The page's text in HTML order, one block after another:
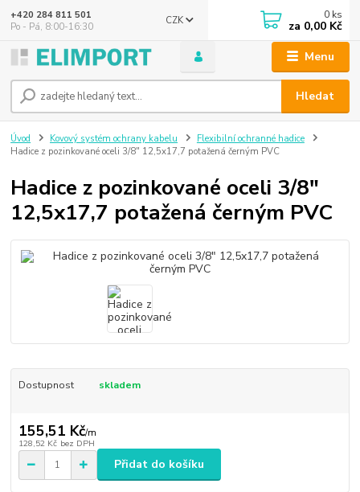
Menu
CZK
Hledat
+420 284 811 501
Po - Pá, 8:00-16:30
0 ks
za 0,00 Kč
Úvod Kovový systém ochrany kabelu
Flexibilní ochranné hadice
Hadice z pozinkované oceli 3/8" 12,5x17,7 potažená černým PVC
Hadice z pozinkované oceli 3/8"
12,5x17,7 potažená černým PVC
Dostupnost skladem
155,51 Kč/m
128,52 Kč bez DPH
Přidat do košíku